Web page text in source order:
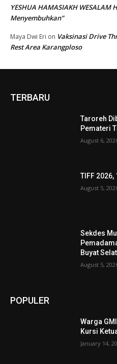
YESHUA HAMASIAKH WESALAM
Menyembuhkan”
Maya Dwi Eri on Vaksinasi Drive
Rest Area Karangploso
TERBARU
Taroreh
Pemateri
August 6,
TIFF
August 5,
Sekdes
Buyat
August 5,
POPULER
Warga
Kursi
January 14,